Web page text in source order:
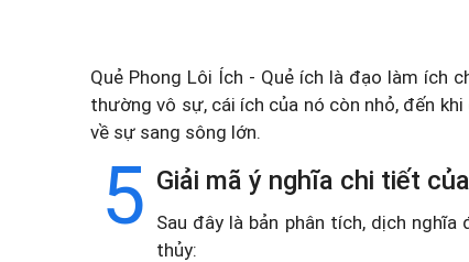
Quẻ Phong Lôi Ích - Quẻ ích là đạo làm ích
thường vô sự, cái ích của nó còn nhỏ, đến
về sự sang sông lớn.
5 Giải mã ý nghĩa chi tiết
Sau đây là bản phân tích, dịch
thủy: